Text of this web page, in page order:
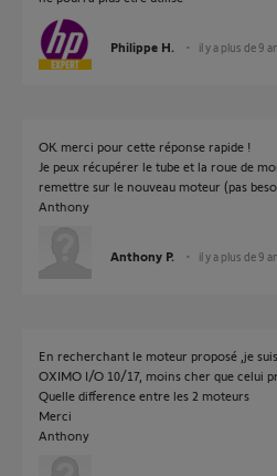
Philippe H. il y a plus de 9
OK merci pour cette réponse rapide !
Je peux récupérer le tube et la roue de
remettre sur le nouveau moteur (pas
Anthony
Anthony P. il y a plus de 9
En recherchant le moteur proposé ,je
OXIMO I/O 10/17, moins cher que celui
Quelle difference entre les 2 moteurs
Merci
Anthony